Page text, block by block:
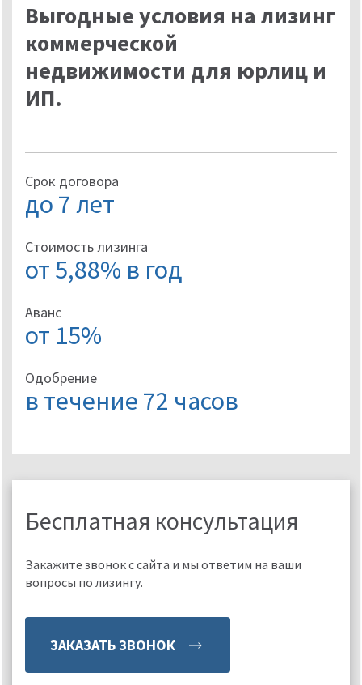
Выгодные условия на лизинг
коммерческой
недвижимости для юрлиц и
ИП.
Срок договора
до 7 лет
Стоимость лизинга
от 5,88% в год
Аванс
от 15%
Одобрение
в течение 72 часов
Бесплатная консультация
Закажите звонок с сайта и мы ответим на ваши
вопросы по лизингу.
ЗАКАЗАТЬ ЗВОНОК